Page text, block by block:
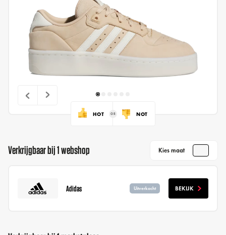
HOT NOT
Verkrijgbaar bij 1 webshop Kies maat
Adidas Uitverkocht BEKIJK